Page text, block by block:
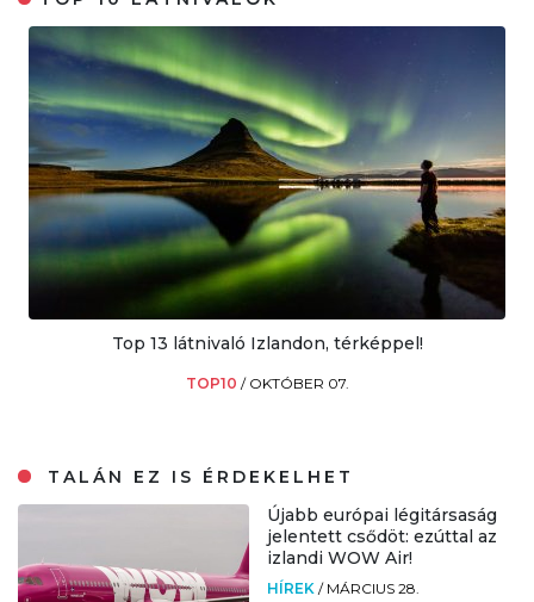
Top 13 látnivaló Izlandon, térképpel!
TOP10 / OKTÓBER 07.
TALÁN EZ IS ÉRDEKELHET
Újabb európai légitársaság
jelentett csődöt: ezúttal az
izlandi WOW Air!
HÍREK / MÁRCIUS 28.